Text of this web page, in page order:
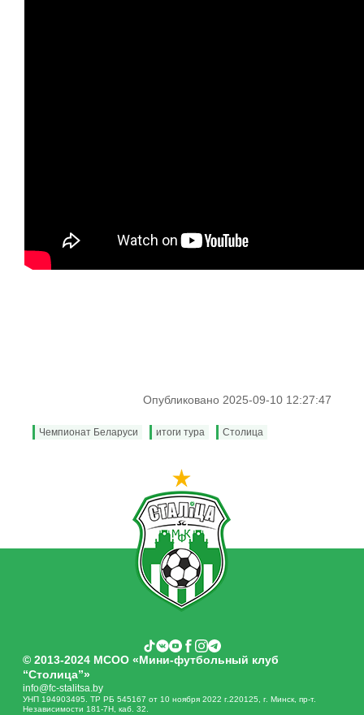
Опубликовано 2025-09-10 12:27:47
Чемпионат Беларуси итоги тура Столица
© 2013-2024 МСОО «Мини-футбольный клуб
“Столица”»
info@fc-stalitsa.by
УНП 194903495. ТР РБ 545167 от 10 ноября 2022 г.220125, г. Минск, пр-т.
Независимости 181-7Н, каб. 32.